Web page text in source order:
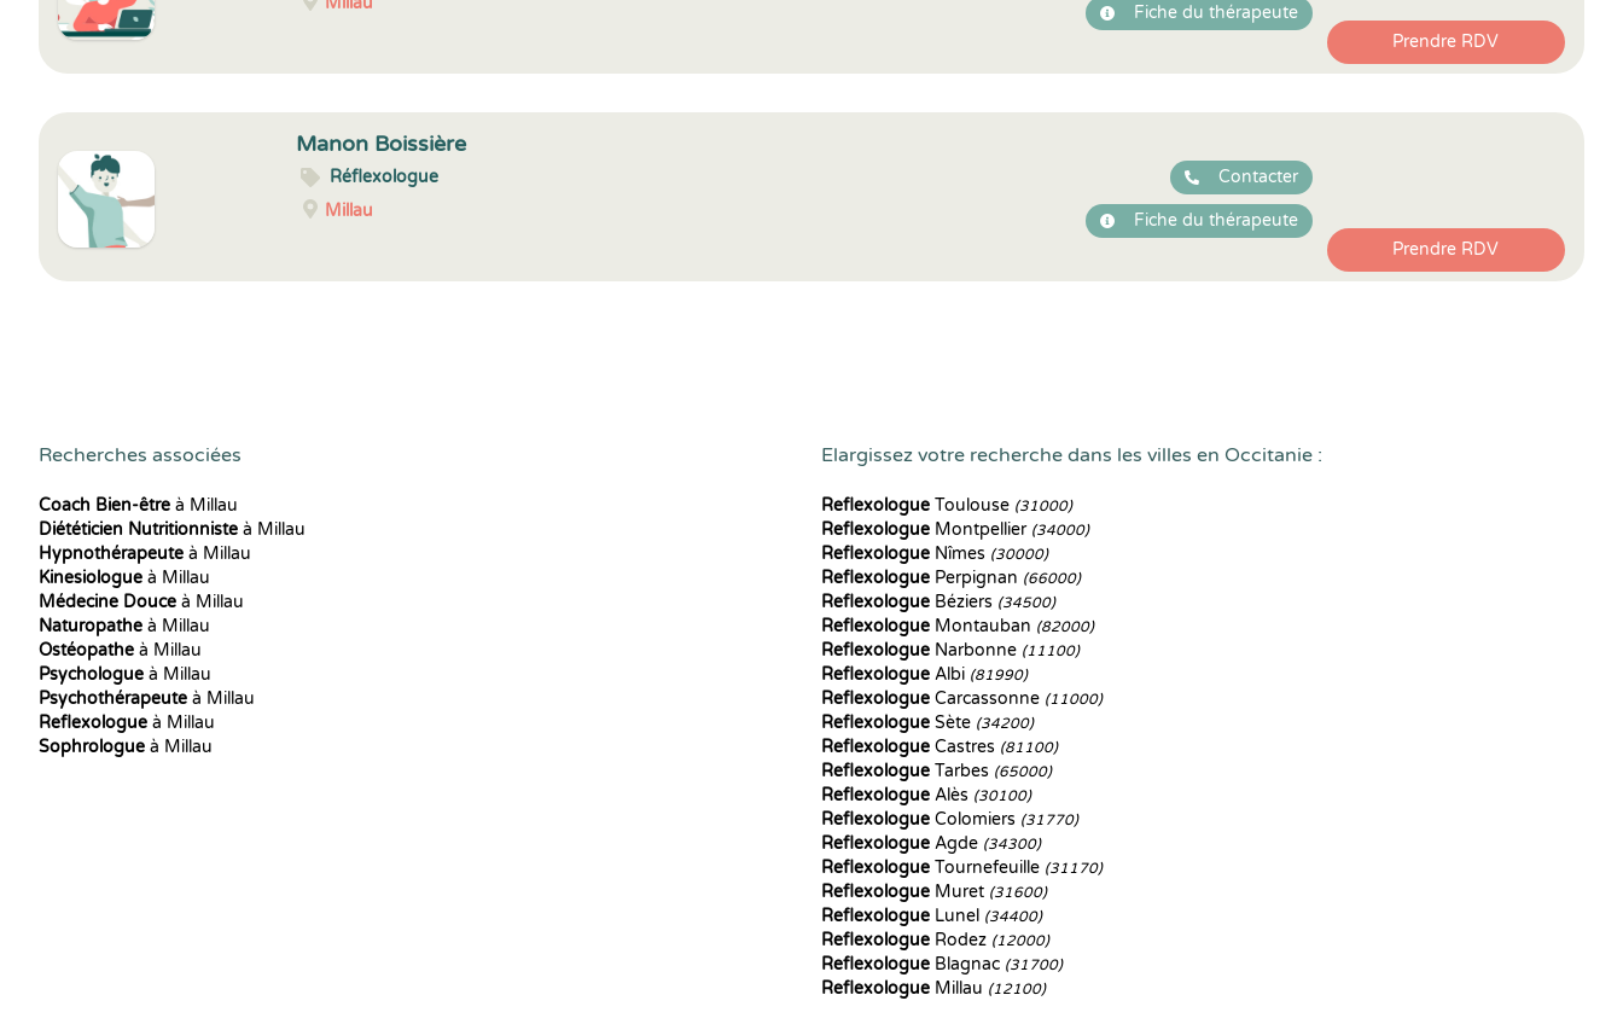
Fiche du thérapeute
Prendre RDV
Manon Boissière
Réflexologue
Millau
Contacter
Fiche du thérapeute
Prendre RDV
Recherches associées
Coach Bien-être à Millau
Diététicien Nutritionniste à Millau
Hypnothérapeute à Millau
Kinesiologue à Millau
Médecine Douce à Millau
Naturopathe à Millau
Ostéopathe à Millau
Psychologue à Millau
Psychothérapeute à Millau
Reflexologue à Millau
Sophrologue à Millau
Elargissez votre recherche dans les villes en Occitanie :
Reflexologue Toulouse (31000)
Reflexologue Montpellier (34000)
Reflexologue Nîmes (30000)
Reflexologue Perpignan (66000)
Reflexologue Béziers (34500)
Reflexologue Montauban (82000)
Reflexologue Narbonne (11100)
Reflexologue Albi (81990)
Reflexologue Carcassonne (11000)
Reflexologue Sète (34200)
Reflexologue Castres (81100)
Reflexologue Tarbes (65000)
Reflexologue Alès (30100)
Reflexologue Colomiers (31770)
Reflexologue Agde (34300)
Reflexologue Tournefeuille (31170)
Reflexologue Muret (31600)
Reflexologue Lunel (34400)
Reflexologue Rodez (12000)
Reflexologue Blagnac (31700)
Reflexologue Millau (12100)